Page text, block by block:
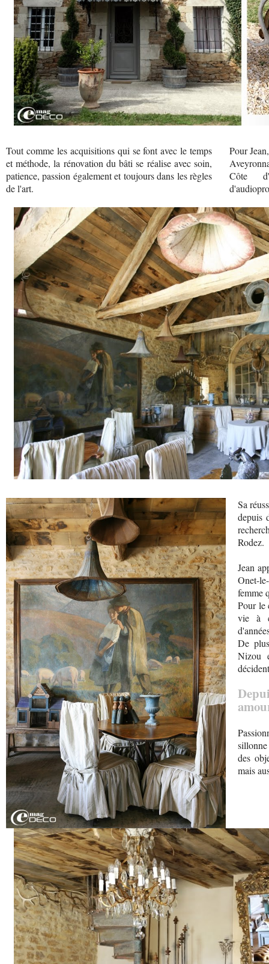
Tout comme les acquisitions qui se font avec le temps
et méthode, la rénovation du bâti se réalise avec soin,
patience, passion également et toujours dans les règles
de l'art.
Pour
Côte
Sa
depuis
Rodez.
Jean
Onet-
femme
Pour le
vie à
De
Nizou
des
mais